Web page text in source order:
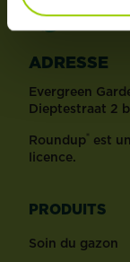
ilove
ADRESSE
Evergreen
Dieptestraat 2
Roundup® est
licence.
PRODUITS
Soin du gazon